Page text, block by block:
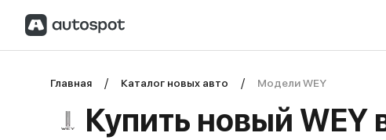
Главная Каталог новых авто Модели WEY
Купить новый WEY